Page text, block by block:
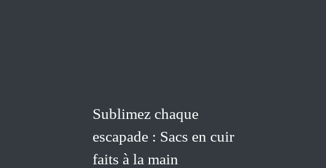
Sublimez chaque
escapade : Sacs en cuir
faits à la main